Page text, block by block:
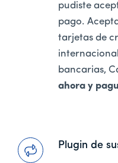
pudiste
pago.
tarjetas de
bancarias,
ahora y
Plugin de